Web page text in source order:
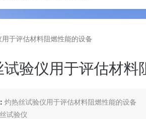
于评估材料阻燃性能的设备
试验仪用于评估材料
灼热丝试验仪用于评估材料阻燃性能的设备
试验仪